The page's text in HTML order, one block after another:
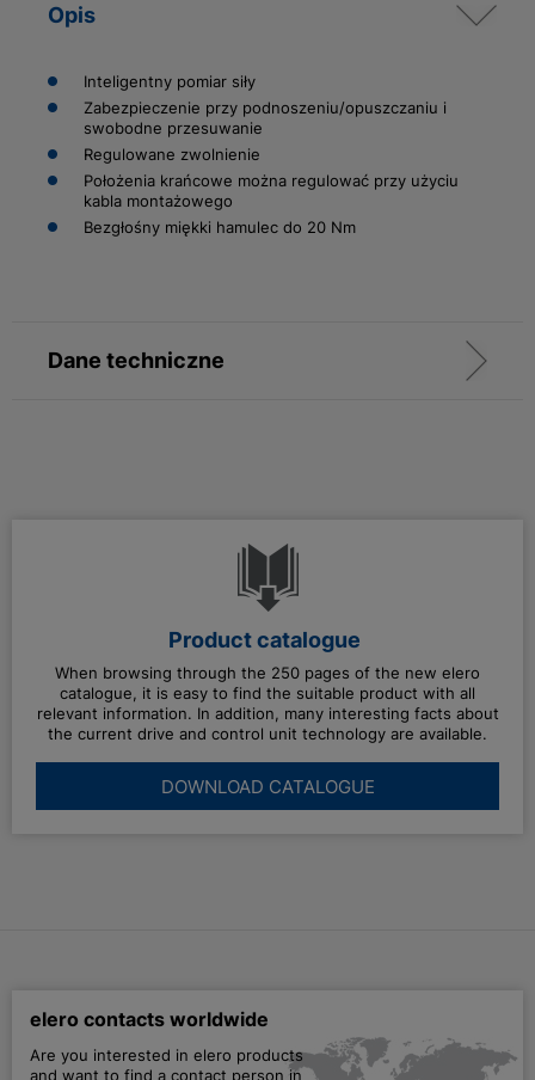
Opis
Inteligentny pomiar siły
Zabezpieczenie przy podnoszeniu/opuszczaniu i
swobodne przesuwanie
Regulowane zwolnienie
Położenia krańcowe można regulować przy użyciu
kabla montażowego
Bezgłośny miękki hamulec do 20 Nm
Dane techniczne
Product catalogue
When browsing through the 250 pages of the new elero
catalogue, it is easy to find the suitable product with all
relevant information. In addition, many interesting facts about
the current drive and control unit technology are available.
DOWNLOAD CATALOGUE
elero contacts worldwide
Are you interested in elero products
and want to find a contact person in